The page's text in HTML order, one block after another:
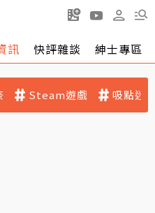
訊 快評雜談 紳士專區
Steam遊戲 吸點迷